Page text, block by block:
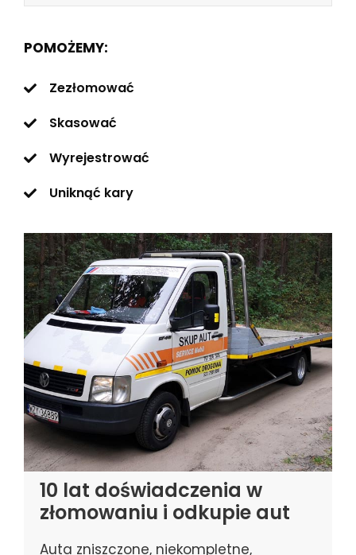
POMOŻEMY:
Zezłomować
Skasować
Wyrejestrować
Uniknąć kary
10 lat doświadczenia w
złomowaniu i odkupie aut
Auta zniszczone, niekompletne,